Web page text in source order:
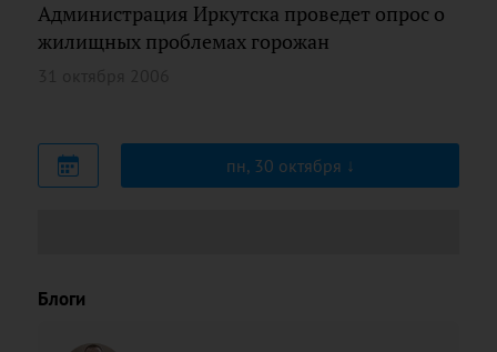
Администрация Иркутска проведет опрос о
жилищных проблемах горожан
пн, 30 октября
Блоги